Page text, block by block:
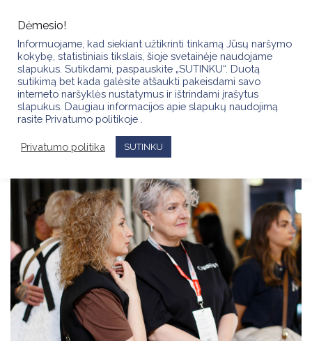
content
Dėmesio!
Informuojame, kad siekiant užtikrinti tinkamą Jūsų naršymo
kokybę, statistiniais tikslais, šioje svetainėje naudojame
slapukus. Sutikdami, paspauskite „SUTINKU“. Duotą
sutikimą bet kada galėsite atšaukti pakeisdami savo
interneto naršyklės nustatymus ir ištrindami įrašytus
slapukus. Daugiau informacijos apie slapukų naudojimą
rasite Privatumo politikoje .
Privatumo politika SUTINKU